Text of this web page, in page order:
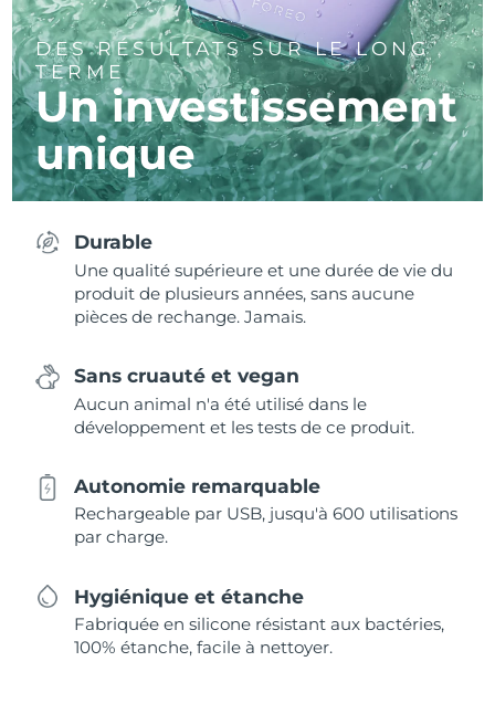
DES RÉSULTATS SUR LE LONG
TERME
Un investissement
unique
Durable
Une qualité supérieure et une durée de vie du
produit de plusieurs années, sans aucune
pièces de rechange. Jamais.
Sans cruauté et vegan
Aucun animal n'a été utilisé dans le
développement et les tests de ce produit.
Autonomie remarquable
Rechargeable par USB, jusqu'à 600 utilisations
par charge.
Hygiénique et étanche
Fabriquée en silicone résistant aux bactéries,
100% étanche, facile à nettoyer.